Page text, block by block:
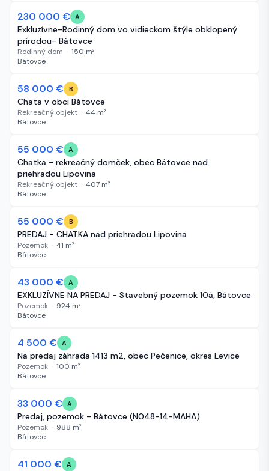
87 dní
230 000 € A
Exkluzívne-Rodinný dom vo vidieckom štýle obklopený
prírodou- Bátovce
Rodinný dom · 150 m²
Bátovce
258 dní
58 000 € B
Chata v obci Bátovce
Rekreačný objekt · 44 m²
Bátovce
265 dní
-8 000 €
55 000 € A
Chatka - rekreačný domček, obec Bátovce nad
priehradou Lipovina
Rekreačný objekt · 407 m²
Bátovce
265 dní
-8 000 €
55 000 € B
PREDAJ - CHATKA nad priehradou Lipovina
Pozemok · 41 m²
Bátovce
377 dní
43 000 € A
EXKLUZÍVNE NA PREDAJ - Stavebný pozemok 10á, Bátovce
Pozemok · 924 m²
Bátovce
384 dní
4 500 € A
Na predaj záhrada 1413 m2, obec Pečenice, okres Levice
Pozemok · 100 m²
Bátovce
391 dní
33 000 € A
Predaj, pozemok - Bátovce (N048-14-MAHA)
Pozemok · 988 m²
Bátovce
398 dní
41 000 € A